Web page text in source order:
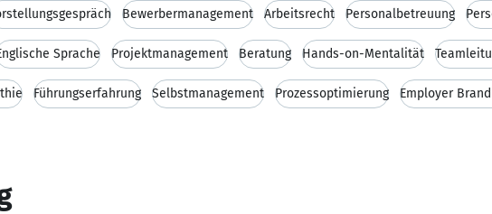
Bewerbermanagement Arbeitsrecht Personalbetreuung
Sprache Projektmanagement Beratung Hands-on-Mentalität
Führungserfahrung Selbstmanagement Prozessoptimierung Employer